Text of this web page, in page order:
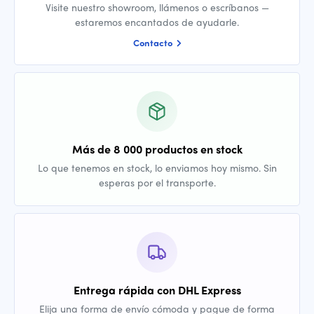
Visite nuestro showroom, llámenos o escríbanos —
estaremos encantados de ayudarle.
Contacto
Más de 8 000 productos en stock
Lo que tenemos en stock, lo enviamos hoy mismo. Sin
esperas por el transporte.
Entrega rápida con DHL Express
Elija una forma de envío cómoda y pague de forma